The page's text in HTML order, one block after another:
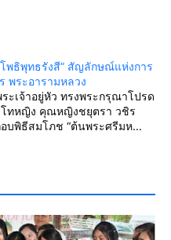
พธิพุทธรังสี” สัญลักษณ์แห่งการ
พระอารามหลวง
ะเจ้าอยู่หัว ทรงพระกรุณาโปรด
โทหญิง คุณหญิงชยุตรา วชิร
บพิธีสมโภช “ต้นพระศรีมห...